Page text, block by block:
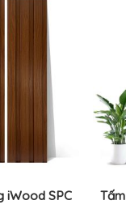
iWood SPC